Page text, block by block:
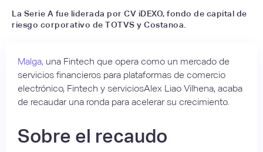
La Serie A fue liderada por CV iDEXO, fondo de capital de
riesgo corporativo de TOTVS y Costanoa.
Malga, una Fintech que opera como un mercado de
servicios financieros para plataformas de comercio
electrónico, Fintech y serviciosAlex Liao Vilhena, acaba
de recaudar una ronda para acelerar su crecimiento.
Sobre el recaudo